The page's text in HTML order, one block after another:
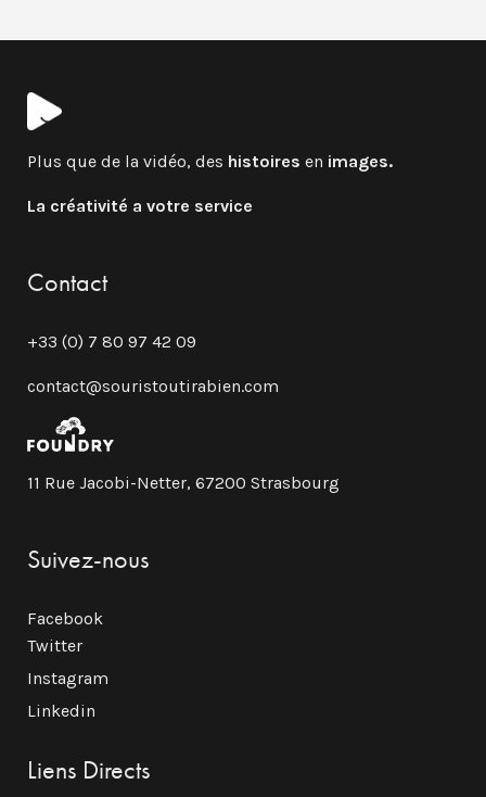
Plus que de la vidéo, des histoires en images.
La créativité a votre service
Contact
+33 (0) 7 80 97 42 09
contact@souristoutirabien.com
11 Rue Jacobi-Netter, 67200 Strasbourg
Suivez-nous
Facebook
Twitter
Instagram
Linkedin
Liens Directs